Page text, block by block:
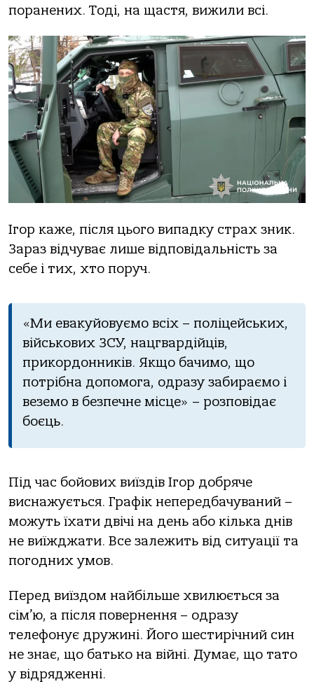
поранених. Тоді, на щастя, вижили всі.
Ігор каже, після цього випадку страх зник.
Зараз відчуває лише відповідальність за
себе і тих, хто поруч.
«Ми евакуйовуємо всіх – поліцейських,
військових ЗСУ, нацгвардійців,
прикордонників. Якщо бачимо, що
потрібна допомога, одразу забираємо і
веземо в безпечне місце» – розповідає
боєць.
Під час бойових виїздів Ігор добряче
виснажується. Графік непередбачуваний –
можуть їхати двічі на день або кілька днів
не виїжджати. Все залежить від ситуації та
погодних умов.
Перед виїздом найбільше хвилюється за
сім’ю, а після повернення – одразу
телефонує дружині. Його шестирічний син
не знає, що батько на війні. Думає, що тато
у відрядженні.